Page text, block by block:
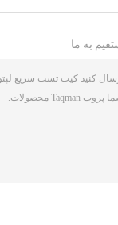
به ما